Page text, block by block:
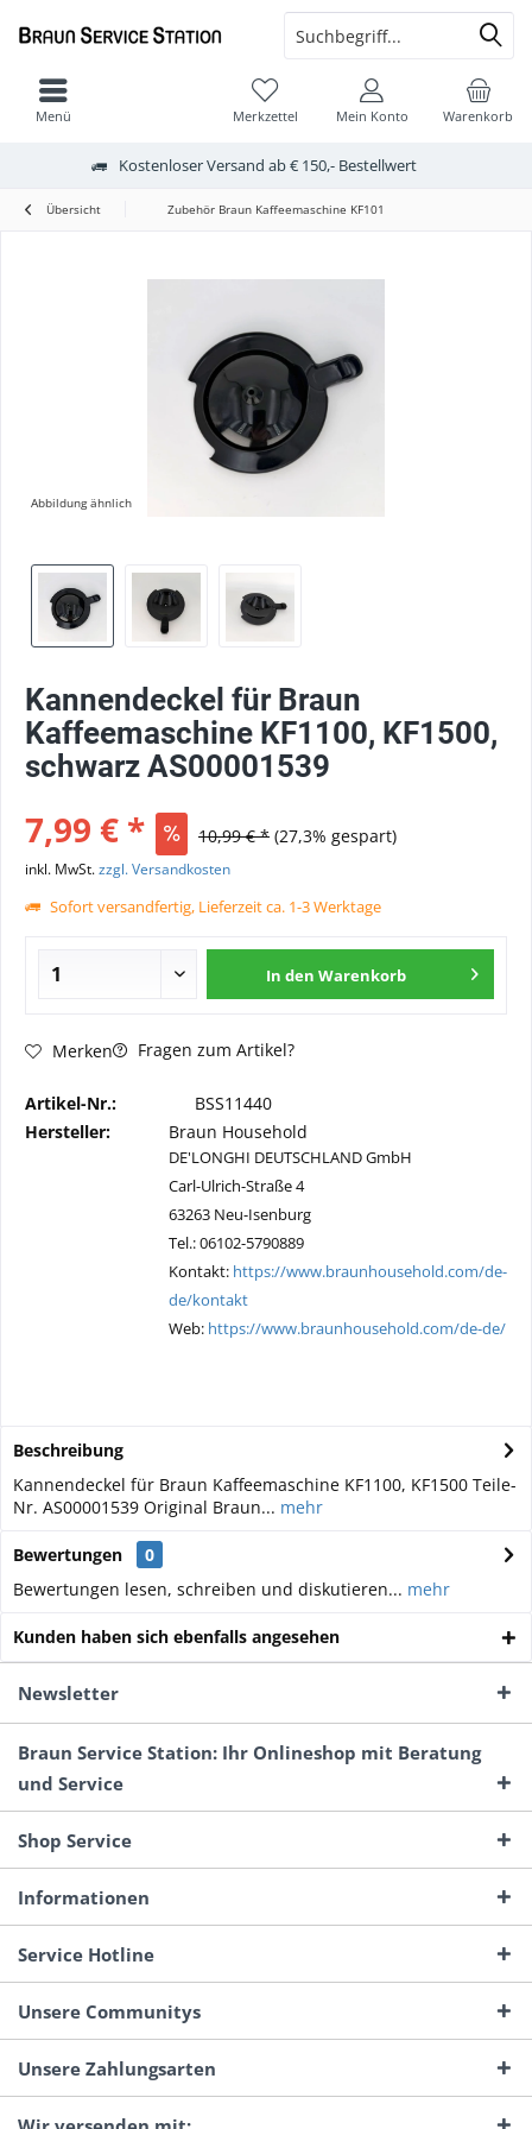
Kostenloser Versand ab € 150,- Bestellwert
Warenkorb
Merkzettel Mein Konto
Menü
Übersicht Zubehör Braun Kaffeemaschine KF101
Abbildung ähnlich
Kannendeckel für Braun
Kaffeemaschine KF1100, KF1500,
schwarz AS00001539
7,99 € * 10,99 € * (27,3% gespart)
inkl. MwSt.zzgl. Versandkosten
Sofort versandfertig, Lieferzeit ca. 1-3 Werktage
In den Warenkorb
Merken Fragen zum Artikel?
Artikel-Nr.:
BSS11440
Hersteller:
Braun Household
DE'LONGHI DEUTSCHLAND GmbH
Carl-Ulrich-Straße 4
63263 Neu-Isenburg
Tel.: 06102-5790889
Kontakt: https://www.braunhousehold.com/de-
de/kontakt
Web: https://www.braunhousehold.com/de-de/
Beschreibung
Kannendeckel für Braun Kaffeemaschine KF1100, KF1500 Teile-
Nr. AS00001539 Original Braun... mehr
Bewertungen
0
Bewertungen lesen, schreiben und diskutieren... mehr
Kunden haben sich ebenfalls angesehen
Newsletter
Braun Service Station: Ihr Onlineshop mit Beratung
und Service
Shop Service
Informationen
Service Hotline
Unsere Communitys
Unsere Zahlungsarten